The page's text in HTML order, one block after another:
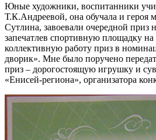
Юные художники, воспитанники
Т.К.Андреевой, она обучала и героя
Сутлина, завоевали очередной приз
запечатлев спортивную площадку на
коллективную работу приз в
дворик». Мне было поручено
приз – дорогостоящую игрушку и
«Енисей-региона», организатора